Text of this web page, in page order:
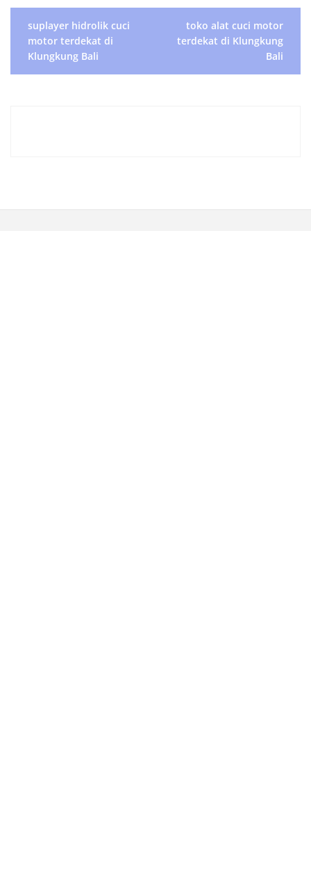
t
i
suplayer hidrolik cuci
motor terdekat di
Klungkung Bali
toko alat cuci motor
terdekat di Klungkung
Bali